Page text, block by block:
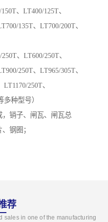
、LT400/125T、
135T、LT700/200T、
、LT600/250T、
250T、LT965/305T、
250T、
多种型号）
销子、闸瓦、闸瓦总
钢圈；
荐
sales in one of the manufacturing